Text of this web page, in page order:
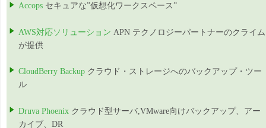
Accops セキュアな”仮想化ワークスペース”
AWS対応ソリューション APN テクノロジーパートナーのクライム
が提供
CloudBerry Backup クラウド・ストレージへのバックアップ・ツー
ル
Druva Phoenix クラウド型サーバ,VMware向けバックアップ、アー
カイブ、DR